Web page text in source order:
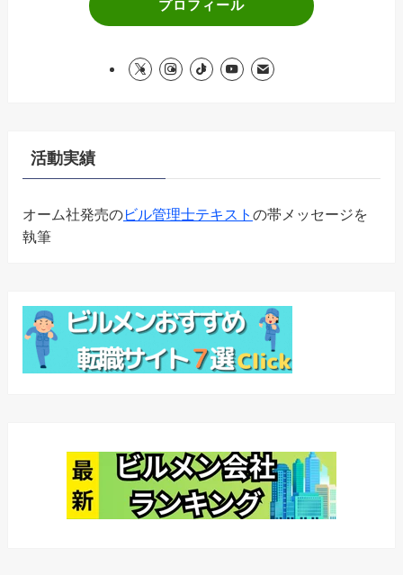
プロフィール
活動実績
オーム社発売のビル管理士テキスト の帯メッセージを
執筆